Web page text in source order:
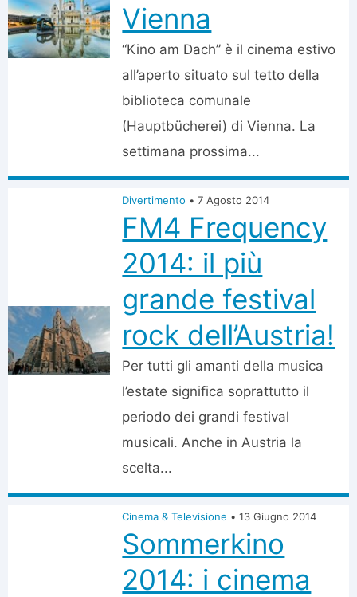
Vienna
“Kino am Dach” è il cinema estivo
all’aperto situato sul tetto della
biblioteca comunale
(Hauptbücherei) di Vienna. La
settimana prossima...
Divertimento • 7 Agosto 2014
FM4 Frequency
2014: il più
grande festival
rock dell’Austria!
Per tutti gli amanti della musica
l’estate significa soprattutto il
periodo dei grandi festival
musicali. Anche in Austria la
scelta...
Cinema & Televisione • 13 Giugno 2014
Sommerkino
2014: i cinema